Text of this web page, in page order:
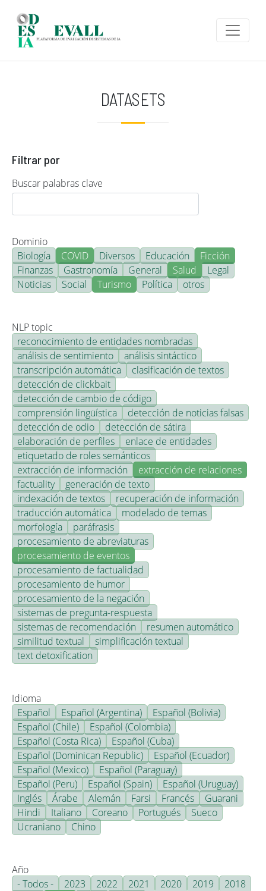
DATASETS
Filtrar por
Buscar palabras clave
Dominio
Biología
COVID Diversos Educación
Ficción
Finanzas
Gastronomía General Salud
Legal
Noticias
Social Turismo Política otros
NLP topic
reconocimiento de entidades nombradas
análisis de sentimiento
análisis sintáctico
transcripción automática
clasificación de textos
detección de clickbait
detección de cambio de código
comprensión lingüística
detección de noticias falsas
detección de odio
detección de sátira
elaboración de perfiles
enlace de entidades
etiquetado de roles semánticos
extracción de información
extracción de relaciones
factuality
generación de texto
indexación de textos
recuperación de información
traducción automática
modelado de temas
morfología
paráfrasis
procesamiento de abreviaturas
procesamiento de eventos
procesamiento de factualidad
procesamiento de humor
procesamiento de la negación
sistemas de pregunta-respuesta
sistemas de recomendación
resumen automático
similitud textual
simplificación textual
text detoxification
Idioma
Español
Español (Argentina)
Español (Bolivia)
Español (Chile)
Español (Colombia)
Español (Costa Rica)
Español (Cuba)
Español (Dominican Republic)
Español (Ecuador)
Español (Mexico)
Español (Paraguay)
Español (Peru)
Español (Spain)
Español (Uruguay)
Inglés
Árabe Alemán Farsi Francés
Guarani
Hindi
Italiano Coreano Portugués
Sueco
Ucraniano
Chino
Año
- Todos -
2023 2022 2021 2020 2019
2018